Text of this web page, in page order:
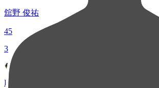
舘野 俊祐
45
3
DF 16